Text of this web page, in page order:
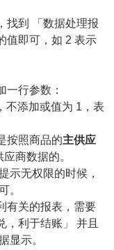
找到 「数据处理报
值即可，如 2 表示
一行参数：
不添加或值为 1，表
按照商品的主供应
商数据的。
示无权限的时候，
。
有关的报表，需要
，利于结账」 并且
显示。